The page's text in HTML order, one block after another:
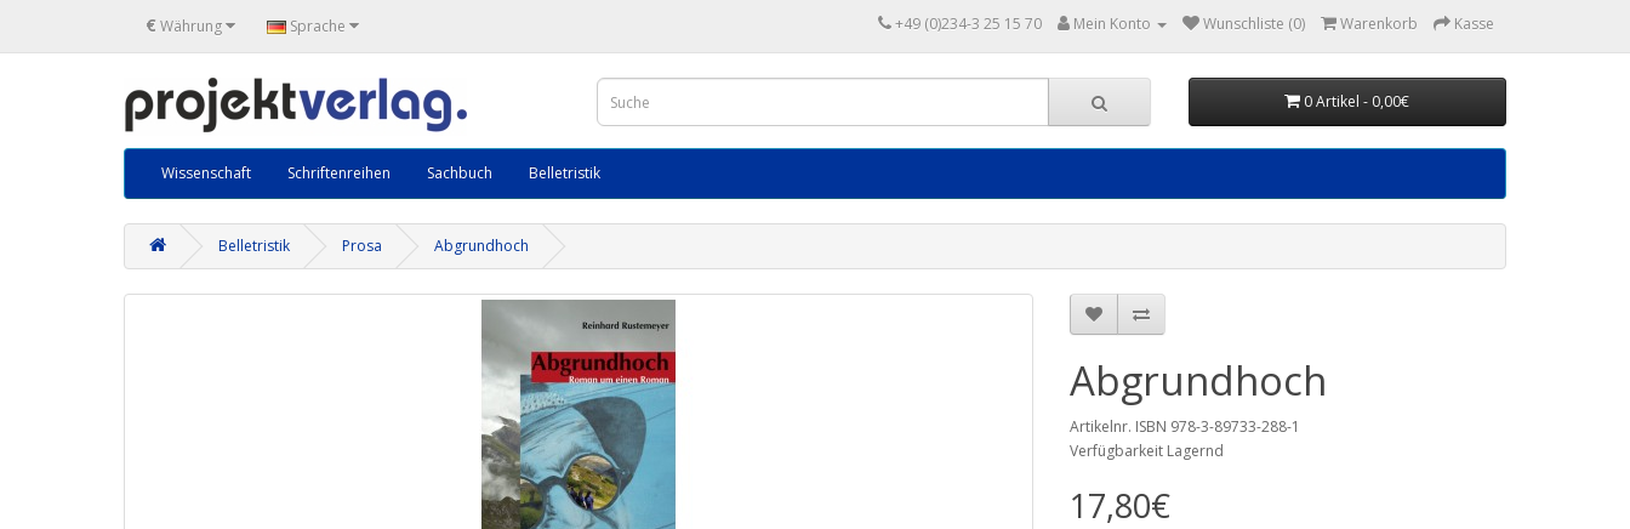
€ Währung Sprache +49 (0)234-3 25 15 70 Mein Konto Wunschliste (0) Warenkorb Kasse
0 Artikel - 0,00€
Wissenschaft Schriftenreihen Sachbuch Belletristik
Belletristik Prosa Abgrundhoch
Abgrundhoch
Artikelnr. ISBN 978-3-89733-288-1
Verfügbarkeit Lagernd
17,80€